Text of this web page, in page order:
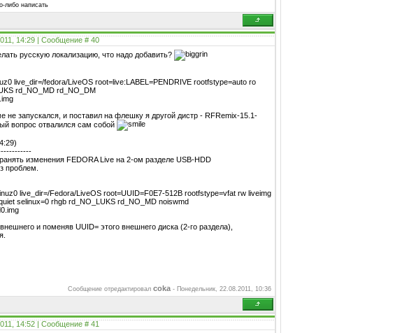
либо написать
14:29 | Сообщение # 40
русскую локализацию, что надо добавить?
live_dir=/fedora/LiveOS root=live:LABEL=PENDRIVE rootfstype=auto ro
rd_NO_MD rd_NO_DM
не запускался, и поставил на флешку я другой дистр - RFRemix-15.1-
вопрос отвалился сам собой
изменения FEDORA Live на 2-ом разделе USB-HDD
проблем.
live_dir=/Fedora/LiveOS root=UUID=F0E7-512B rootfstype=vfat rw liveimg
selinux=0 rhgb rd_NO_LUKS rd_NO_MD noiswmd
и поменяв UUID= этого внешнего диска (2-го раздела),
Сообщение отредактировал coka - Понедельник, 22.08.2011, 10:36
14:52 | Сообщение # 41